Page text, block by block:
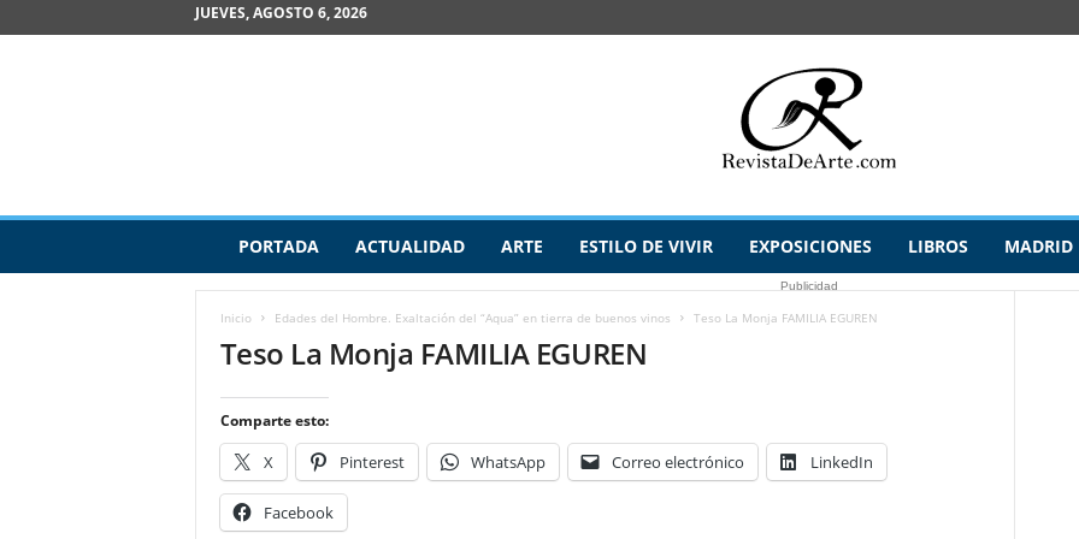
JUEVES, AGOSTO 6, 2026
v
PORTADA ACTUALIDAD ARTE ESTILO DE VIVIR EXPOSICIONES LIBROS MADRID
Publicidad
Inicio Edades del Hombre. Exaltación del “Aqua” en tierra de buenos vinos Teso La Monja FAMILIA EGUREN
Teso La Monja FAMILIA EGUREN
Comparte esto:
X Pinterest WhatsApp Correo electrónico LinkedIn
Facebook